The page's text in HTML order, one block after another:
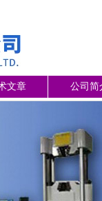
文章 公司简